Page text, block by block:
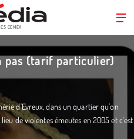
CEMÉA
pas (tarif particulier)
d'Evreux, dans un quartier qu'on
de violentes émeutes en 2005 et c'est